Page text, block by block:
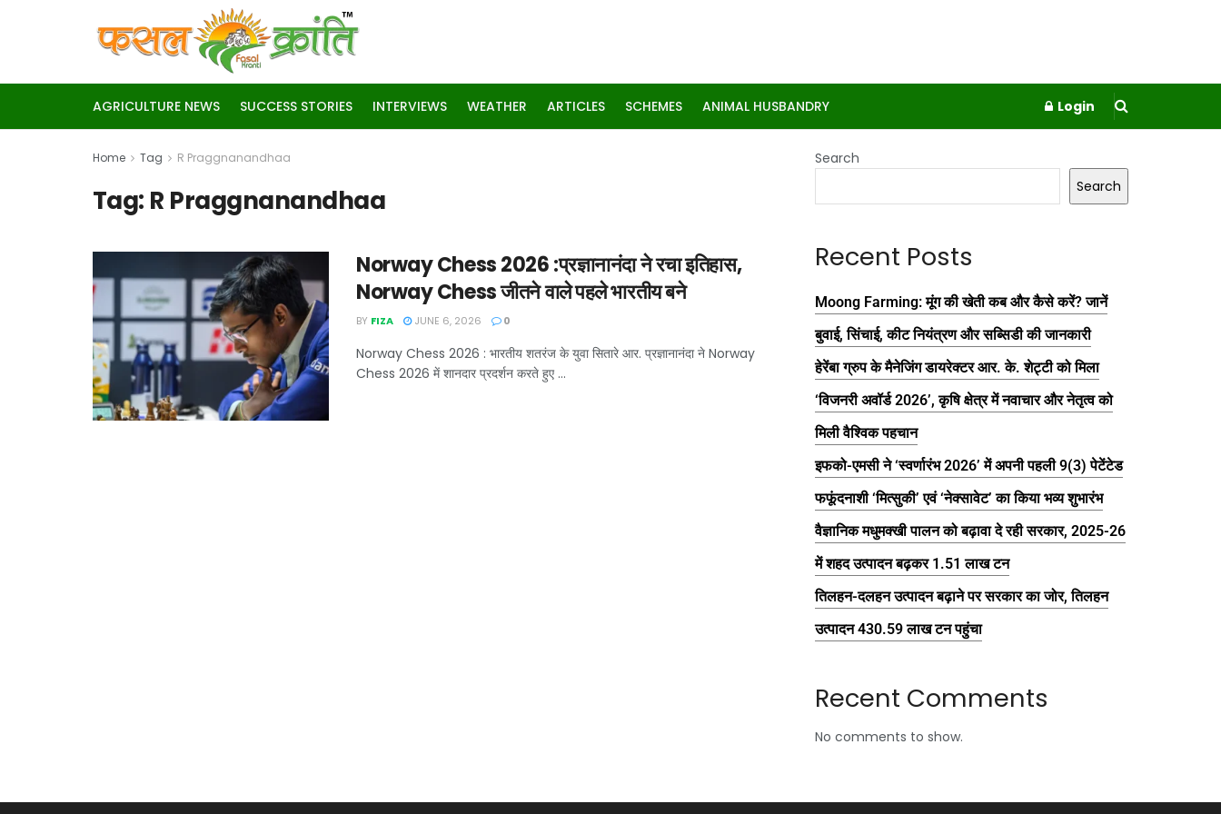
AGRICULTURE NEWS SUCCESS STORIES INTERVIEWS WEATHER ARTICLES SCHEMES ANIMAL HUSBANDRY Login
Home Tag R Praggnanandhaa
Tag: R Praggnanandhaa
Norway Chess 2026 :प्रज्ञानानंदा ने रचा इतिहास,
Norway Chess जीतने वाले पहले भारतीय बने
BY FIZA JUNE 6, 2026 0
Norway Chess 2026 : भारतीय शतरंज के युवा सितारे आर. प्रज्ञानानंदा ने Norway
Chess 2026 में शानदार प्रदर्शन करते हुए ...
Search
Search
Recent Posts
Moong Farming: मूंग की खेती कब और कैसे करें? जानें
बुवाई, सिंचाई, कीट नियंत्रण और सब्सिडी की जानकारी
हेरेंबा ग्रुप के मैनेजिंग डायरेक्टर आर. के. शेट्टी को मिला
‘विजनरी अवॉर्ड 2026’, कृषि क्षेत्र में नवाचार और नेतृत्व को
मिली वैश्विक पहचान
इफको-एमसी ने ‘स्वर्णारंभ 2026’ में अपनी पहली 9(3) पेटेंटेड
फफूंदनाशी ‘मित्सुकी’ एवं ‘नेक्सावेट’ का किया भव्य शुभारंभ
वैज्ञानिक मधुमक्खी पालन को बढ़ावा दे रही सरकार, 2025-26
में शहद उत्पादन बढ़कर 1.51 लाख टन
तिलहन-दलहन उत्पादन बढ़ाने पर सरकार का जोर, तिलहन
उत्पादन 430.59 लाख टन पहुंचा
Recent Comments
No comments to show.